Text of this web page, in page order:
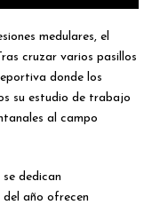
medulares, el
cruzar varios pasillos
donde los
su estudio de trabajo
al campo
dedican
del año ofrecen